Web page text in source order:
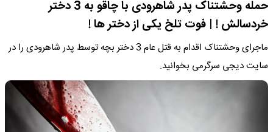
حمله وحشتناک پدر شاهرودی با چاقو به 3 دختر
خردسالش ! | فوت تلخ یکی از دختر ها !
ماجرای وحشتناک اقدام به قتل عام 3 دختر بچه توسط پدر شاهرودی را در
سایت دیجی سرگرمی بخوانید.